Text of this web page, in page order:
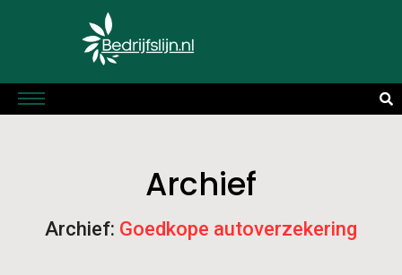
Archief
Archief: Goedkope autoverzekering